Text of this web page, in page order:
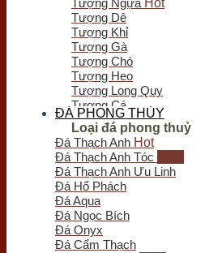
Tượng Ngựa
Tượng Dê
Tượng Khỉ
Tượng Gà
Tượng Chó
Tượng Heo
Tượng Long Quy
Tượng Cá
Tượng Bò Tót
Tượng Chim
Tượng Nghê - Kỳ Lân
Tượng Thiềm Thừ
Tượng Tỳ Hưu
Tượng Voi
Trầm hương
Trầm Hương Phong Thủy
Tượng Trầm Hương
ĐÁ PHONG THỦY
Loại đá phong thuỷ
Đá Thạch Anh
Đá Thạch Anh Tóc
Đá Thạch Anh Ưu Linh
Đá Hổ Phách
Đá Aqua
Đá Ngọc Bích
Đá Onyx
Đá Cẩm Thạch